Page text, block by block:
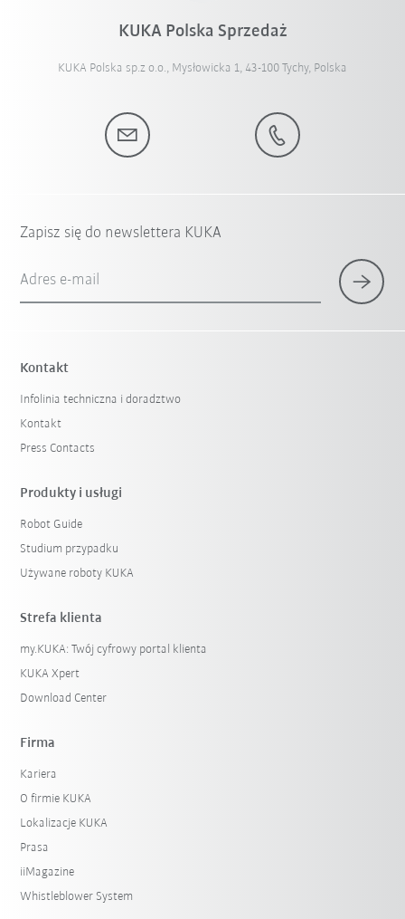
KUKA Polska Sprzedaż
KUKA Polska sp.z o.o., Mysłowicka 1, 43-100 Tychy, Polska
Zapisz się do newslettera KUKA
Adres e-mail
Kontakt
Infolinia techniczna i doradztwo
Kontakt
Press Contacts
Produkty i usługi
Robot Guide
Studium przypadku
Używane roboty KUKA
Strefa klienta
my.KUKA: Twój cyfrowy portal klienta
KUKA Xpert
Download Center
Firma
Kariera
O firmie KUKA
Lokalizacje KUKA
Prasa
iiMagazine
Whistleblower System